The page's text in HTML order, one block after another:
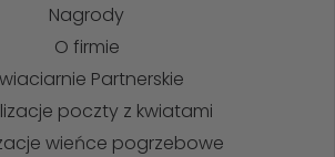
Nagrody
O firmie
Partnerskie
poczty z kwiatami
wieńce pogrzebowe